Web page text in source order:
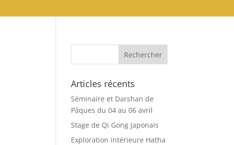
Articles récents
Séminaire et Darshan de
Pâques du 04 au 06 avril
Stage de Qi Gong Japonais
Exploration intérieure Hatha